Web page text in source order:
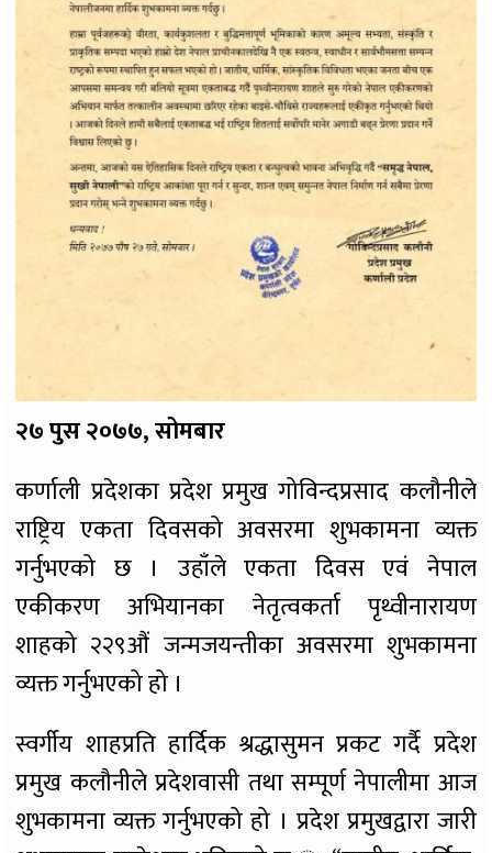
२७ पुस २०७७, सोमबार
कर्णाली प्रदेशका प्रदेश प्रमुख गोविन्दप्रसाद कलौनीले
राष्ट्रिय एकता दिवसको अवसरमा शुभकामना व्यक्त
गर्नुभएको छ । उहाँले एकता दिवस एवं नेपाल
एकीकरण अभियानका नेतृत्वकर्ता पृथ्वीनारायण
शाहको २२९औं जन्मजयन्तीका अवसरमा शुभकामना
व्यक्त गर्नुभएको हो ।
स्वर्गीय शाहप्रति हार्दिक श्रद्धासुमन प्रकट गर्दै प्रदेश
प्रमुख कलौनीले प्रदेशवासी तथा सम्पूर्ण नेपालीमा आज
शुभकामना व्यक्त गर्नुभएको हो । प्रदेश प्रमुखद्वारा जारी